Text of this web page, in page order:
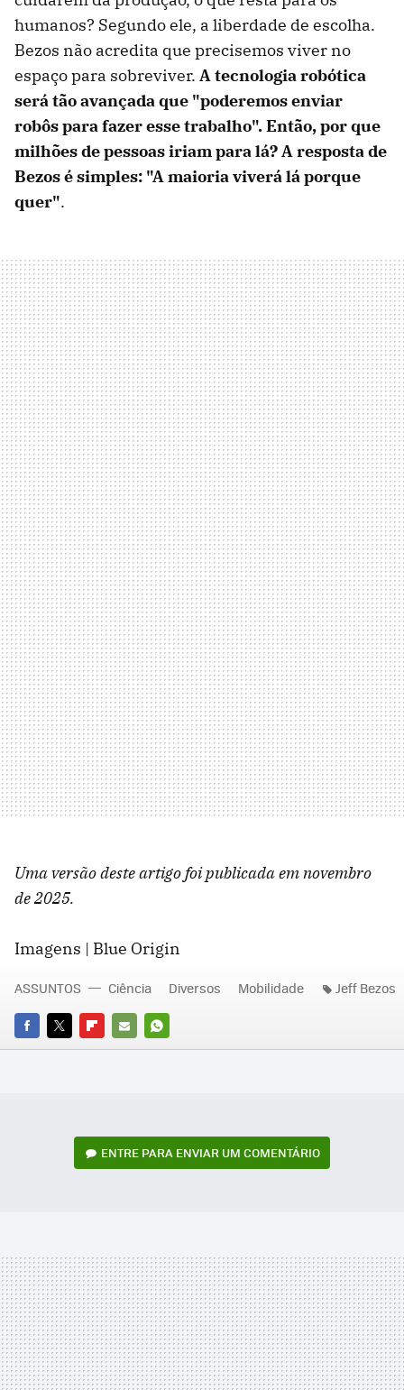
humanos? Segundo ele, a liberdade de escolha.
Bezos não acredita que precisemos viver no
espaço para sobreviver. A tecnologia robótica
será tão avançada que "poderemos enviar
robôs para fazer esse trabalho". Então, por que
milhões de pessoas iriam para lá? A resposta de
Bezos é simples: "A maioria viverá lá porque
quer".
Uma versão deste artigo foi publicada em novembro
de 2025.
Imagens | Blue Origin
FACEBOOK
TWITTERFLIPBOARD
E-
WHATSAPP
ASSUNTOS Ciência Diversos Mobilidade Jeff Bezos
ENTRE PARA ENVIAR UM COMENTÁRIO